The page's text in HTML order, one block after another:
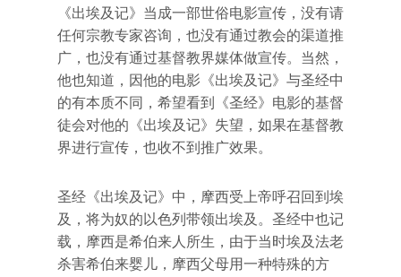
《出埃及记》当成一部世俗电影宣传，没有请
任何宗教专家咨询，也没有通过教会的渠道推
广，也没有通过基督教界媒体做宣传。当然，
他也知道，因他的电影《出埃及记》与圣经中
的有本质不同，希望看到《圣经》电影的基督
徒会对他的《出埃及记》失望，如果在基督教
界进行宣传，也收不到推广效果。
圣经《出埃及记》中，摩西受上帝呼召回到埃
及，将为奴的以色列带领出埃及。圣经中也记
载，摩西是希伯来人所生，由于当时埃及法老
杀害希伯来婴儿，摩西父母用一种特殊的方